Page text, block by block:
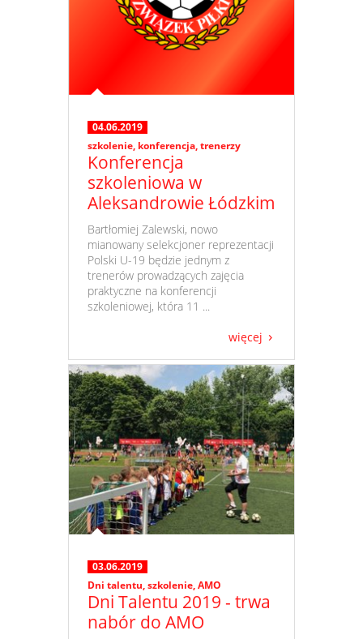
04.06.2019
szkolenie, konferencja,trenerzy
Konferencja
szkoleniowa w
Aleksandrowie Łódzkim
​ Bartłomiej Zalewski, nowo
mianowany selekcjoner reprezentacji
Polski U-19 będzie jednym z
trenerów prowadzących zajęcia
praktyczne na konferencji
szkoleniowej, która 11 ...
więcej
03.06.2019
Dni talentu,szkolenie,AMO
Dni Talentu 2019 - trwa
nabór do AMO